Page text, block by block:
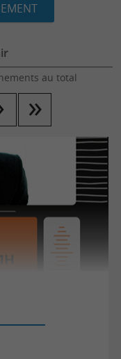
au total